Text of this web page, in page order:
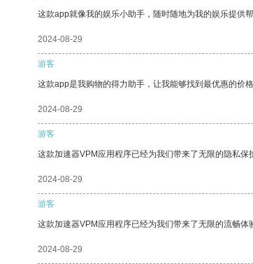
这款app就像我的娱乐小助手，随时随地为我的娱乐提供帮
2024-08-29
游客
这款app是我购物的得力助手，让我能够找到最优惠的价
2024-08-29
游客
这款加速器VPM应用程序已经为我们带来了无限的隐私保
2024-08-29
游客
这款加速器VPM应用程序已经为我们带来了无限的流畅体
2024-08-29